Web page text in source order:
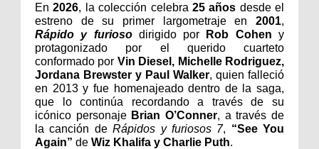
En 2026, la colección celebra 25 años desde el
estreno de su primer largometraje en 2001
Rápido y furioso dirigido por Rob Cohen y
protagonizado por el querido cuarteto
conformado por Vin Diesel, Michelle Rodriguez,
Jordana Brewster y Paul Walker, quien falleció
en 2013 y fue homenajeado dentro de la saga,
que lo continúa recordando a través de su
icónico personaje Brian O’Conner, a través de
la canción de Rápidos y furiosos 7, “See You
Again” de Wiz Khalifa y Charlie Puth.